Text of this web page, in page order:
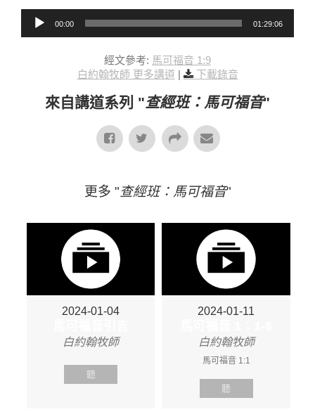
音訊播放器
00:00 01:29:06
經文參考: 馬可福音 1:9
白約翰牧師 更多講道 | 下載錄音
來自講道系列 "查經班：馬可福音"
更多 "查經班：馬可福音"
2024-01-04
白約翰牧師
聽
2024-01-11
白約翰牧師
馬可福音 1:1
聽